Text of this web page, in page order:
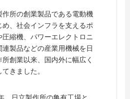
作所の創業製品である電動機
め、社会インフラを支えるポ
圧縮機、パワーエレクトロニ
連製品などの産業用機械を日
所創業以来、国内外に幅広く
てきました。